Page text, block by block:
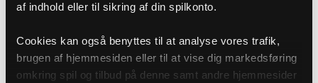
af indhold eller til sikring af din spilkonto.
Cookies kan også benyttes til at analyse vores trafik,
brugen af hjemmesiden eller til at vise dig markedsføring
omkring spil og tilbud på denne samt andre hjemmesider